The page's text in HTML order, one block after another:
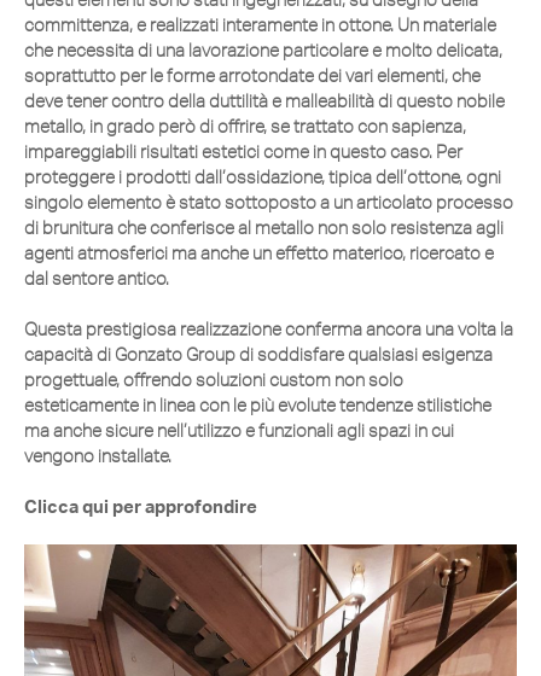
committenza, e realizzati interamente in ottone. Un materiale
che necessita di una lavorazione particolare e molto delicata,
soprattutto per le forme arrotondate dei vari elementi, che
deve tener contro della duttilità e malleabilità di questo nobile
metallo, in grado però di offrire, se trattato con sapienza,
impareggiabili risultati estetici come in questo caso. Per
proteggere i prodotti dall’ossidazione, tipica dell’ottone, ogni
singolo elemento è stato sottoposto a un articolato processo
di brunitura che conferisce al metallo non solo resistenza agli
agenti atmosferici ma anche un effetto materico, ricercato e
dal sentore antico.
Questa prestigiosa realizzazione conferma ancora una volta la
capacità di Gonzato Group di soddisfare qualsiasi esigenza
progettuale, offrendo soluzioni custom non solo
esteticamente in linea con le più evolute tendenze stilistiche
ma anche sicure nell’utilizzo e funzionali agli spazi in cui
vengono installate.
Clicca qui per approfondire